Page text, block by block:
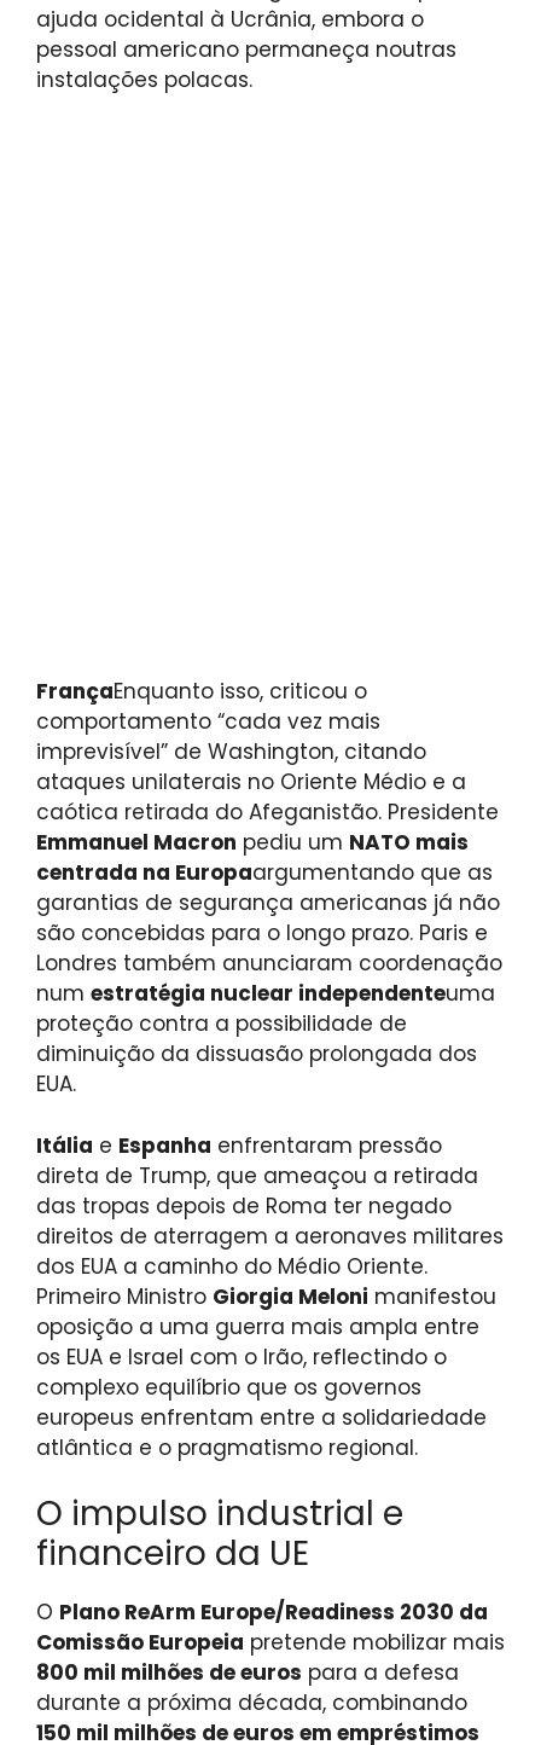
ajuda ocidental à Ucrânia, embora o
pessoal americano permaneça noutras
instalações polacas.
FrançaEnquanto isso, criticou o
comportamento “cada vez mais
imprevisível” de Washington, citando
ataques unilaterais no Oriente Médio e a
caótica retirada do Afeganistão. Presidente
Emmanuel Macron pediu um NATO mais
centrada na Europaargumentando que as
garantias de segurança americanas já não
são concebidas para o longo prazo. Paris e
Londres também anunciaram coordenação
num estratégia nuclear independenteuma
proteção contra a possibilidade de
diminuição da dissuasão prolongada dos
EUA.
Itália e Espanha enfrentaram pressão
direta de Trump, que ameaçou a retirada
das tropas depois de Roma ter negado
direitos de aterragem a aeronaves militares
dos EUA a caminho do Médio Oriente.
Primeiro Ministro Giorgia Meloni manifestou
oposição a uma guerra mais ampla entre
os EUA e Israel com o Irão, reflectindo o
complexo equilíbrio que os governos
europeus enfrentam entre a solidariedade
atlântica e o pragmatismo regional.
O impulso industrial e
financeiro da UE
O Plano ReArm Europe/Readiness 2030 da
Comissão Europeia pretende mobilizar mais
800 mil milhões de euros para a defesa
durante a próxima década, combinando
150 mil milhões de euros em empréstimos